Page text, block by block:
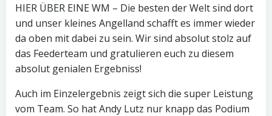
HIER ÜBER EINE WM – Die besten der Welt sind dort
und unser kleines Angelland schafft es immer wieder
da oben mit dabei zu sein. Wir sind absolut stolz auf
das Feederteam und gratulieren euch zu diesem
absolut genialen Ergebniss!
Auch im Einzelergebnis zeigt sich die super Leistung
vom Team. So hat Andy Lutz nur knapp das Podium